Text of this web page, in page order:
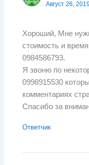
Август 26,
Хороший, Мне
стоимость и
0984586793.
Я звоню по
0998915530
комментариях
Спасибо за
Ответчик